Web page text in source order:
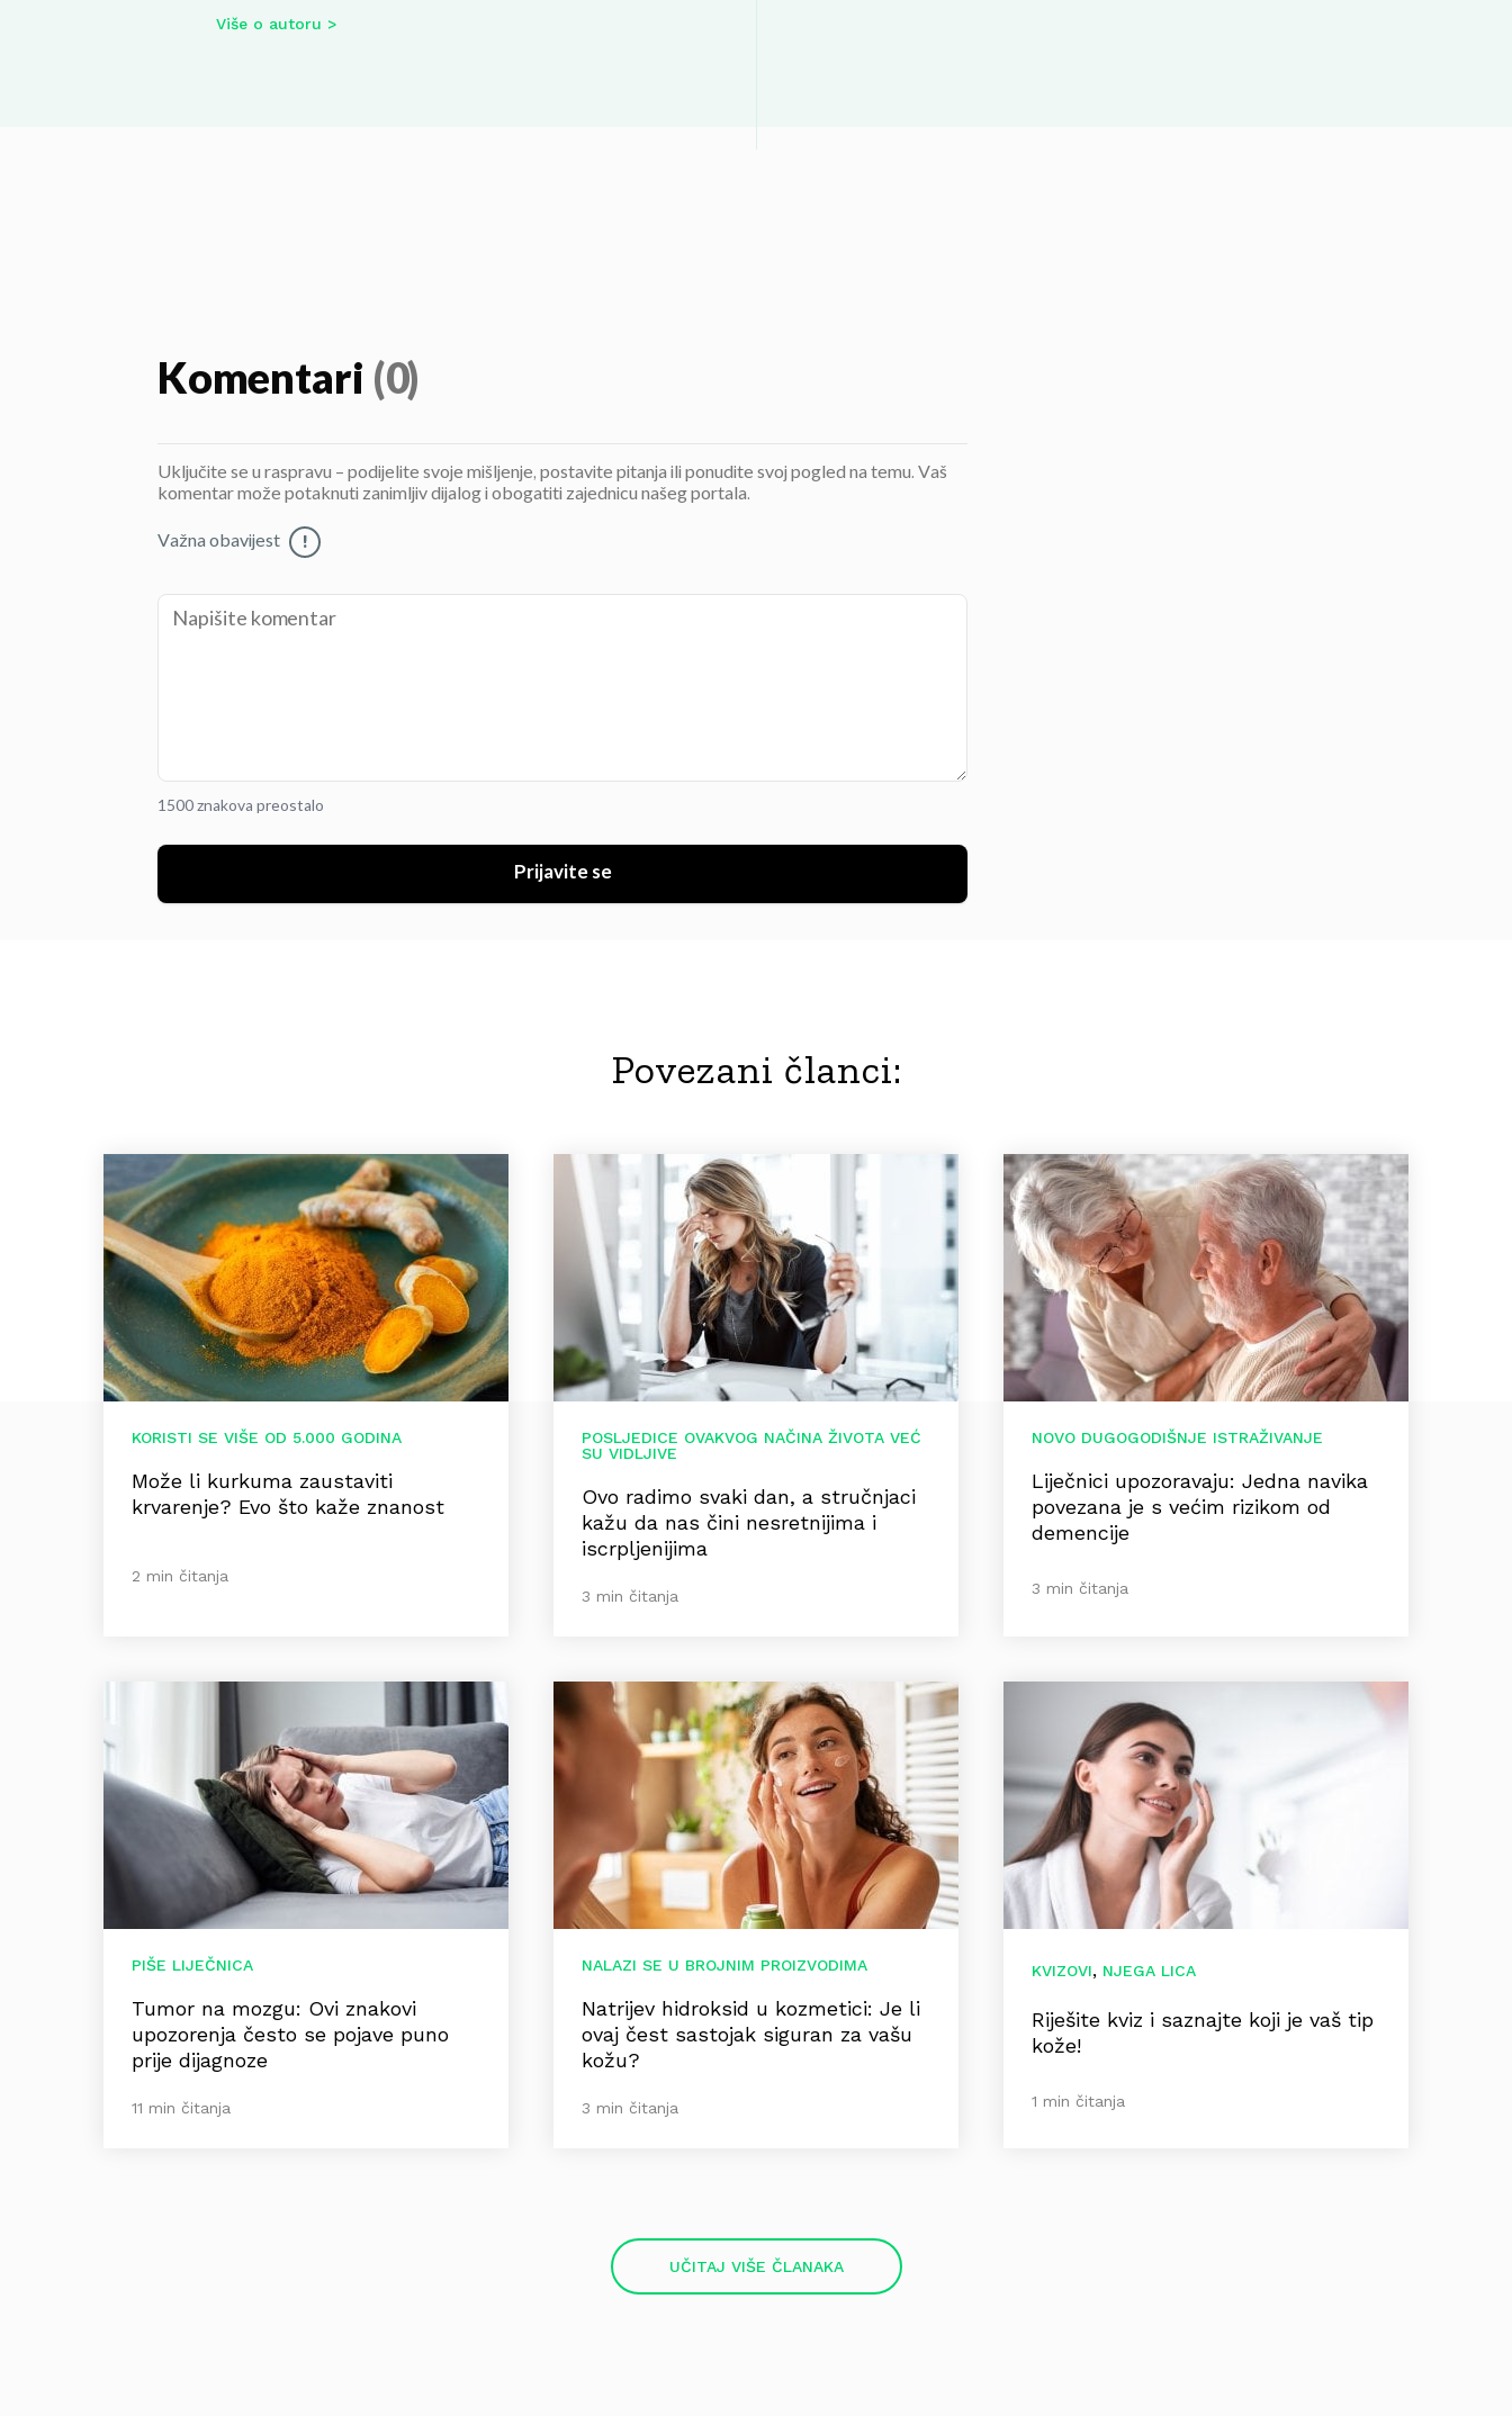
Više o autoru
Komentari (0)
Uključite se u raspravu – podijelite svoje mišljenje, postavite pitanja ili ponudite svoj pogled na temu. Vaš
komentar može potaknuti zanimljiv dijalog i obogatiti zajednicu našeg portala.
Važna obavijest !
1500 znakova preostalo
Prijavite se
Povezani članci:
KORISTI SE VIŠE OD 5.000 GODINA
Može li kurkuma zaustaviti
krvarenje? Evo što kaže znanost
2 min čitanja
POSLJEDICE OVAKVOG NAČINA ŽIVOTA VEĆ
SU VIDLJIVE
Ovo radimo svaki dan, a stručnjaci
kažu da nas čini nesretnijima i
iscrpljenijima
3 min čitanja
NOVO DUGOGODIŠNJE ISTRAŽIVANJE
Liječnici upozoravaju: Jedna navika
povezana je s većim rizikom od
demencije
3 min čitanja
PIŠE LIJEČNICA
Tumor na mozgu: Ovi znakovi
upozorenja često se pojave puno
prije dijagnoze
11 min čitanja
NALAZI SE U BROJNIM PROIZVODIMA
Natrijev hidroksid u kozmetici: Je li
ovaj čest sastojak siguran za vašu
kožu?
3 min čitanja
KVIZOVI, NJEGA LICA
Riješite kviz i saznajte koji je vaš tip
kože!
1 min čitanja
UČITAJ VIŠE ČLANAKA